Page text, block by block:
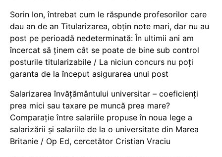
Sorin Ion, întrebat cum le răspunde profesorilor care
dau an de an Titularizarea, obțin note mari, dar nu au
post pe perioadă nedeterminată: În ultimii ani am
încercat să ținem cât se poate de bine sub control
posturile titularizabile / La niciun concurs nu poți
garanta de la început asigurarea unui post
Salarizarea învățământului universitar – coeficienți
prea mici sau taxare pe muncă prea mare?
Comparație între salariile propuse în noua lege a
salarizării și salariile de la o universitate din Marea
Britanie / Op Ed, cercetător Cristian Vraciu